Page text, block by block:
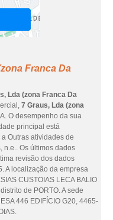
Franca Da
Lda (zona Franca Da
7 Graus, Lda (zona
O desempenho da sua
principal está
Outras atividades de
n.e.. Os últimos dados
revisão dos dados
A localização da empresa
CUSTOIAS LECA BALIO
de PORTO. A sede
446 EDIFÍCIO G20, 4465-